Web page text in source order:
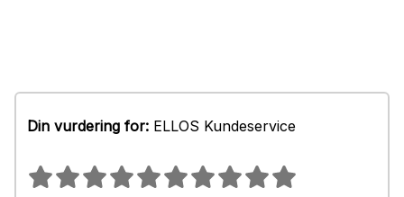
Din vurdering for: ELLOS Kundeservice